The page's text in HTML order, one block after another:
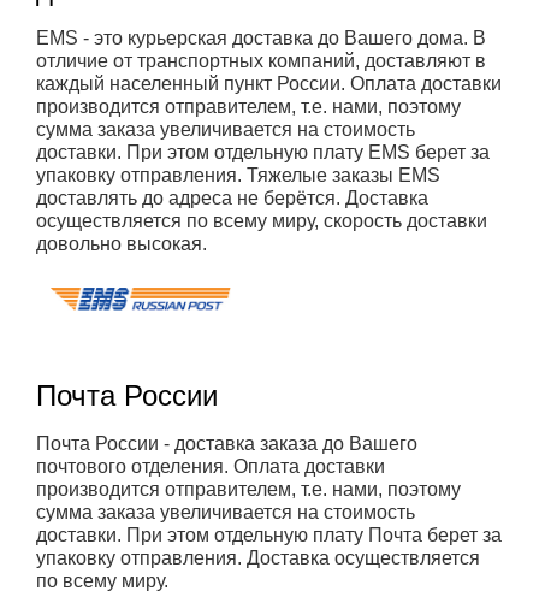
EMS - это курьерская доставка до Вашего дома. В
отличие от транспортных компаний, доставляют в
каждый населенный пункт России. Оплата доставки
производится отправителем, т.е. нами, поэтому
сумма заказа увеличивается на стоимость
доставки. При этом отдельную плату EMS берет за
упаковку отправления. Тяжелые заказы EMS
доставлять до адреса не берётся. Доставка
осуществляется по всему миру, скорость доставки
довольно высокая.
Почта России
Почта России - доставка заказа до Вашего
почтового отделения. Оплата доставки
производится отправителем, т.е. нами, поэтому
сумма заказа увеличивается на стоимость
доставки. При этом отдельную плату Почта берет за
упаковку отправления. Доставка осуществляется
по всему миру.